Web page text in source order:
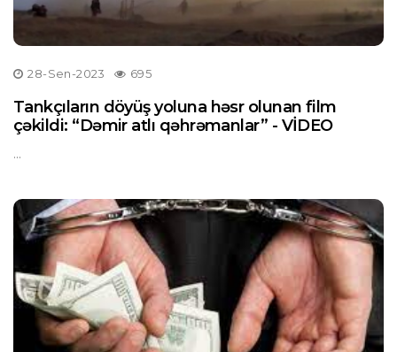
28-Sen-2023 695
Tankçıların döyüş yoluna həsr olunan film
çəkildi: “Dəmir atlı qəhrəmanlar” - VİDEO
...